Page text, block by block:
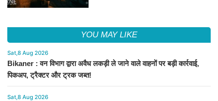
YOU MAY LIKE
Sat,8 Aug 2026
Bikaner : वन विभाग द्वारा अवैध लकड़ी ले जाने वाले वाहनों पर बड़ी कार्रवाई,
पिकअप, ट्रैक्टर और ट्रक जब्त!
Sat,8 Aug 2026